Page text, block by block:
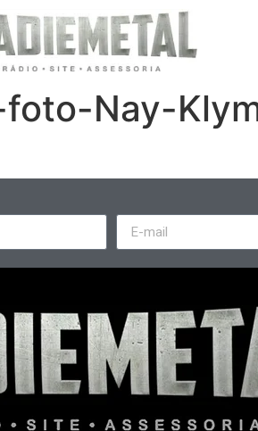
Nay-